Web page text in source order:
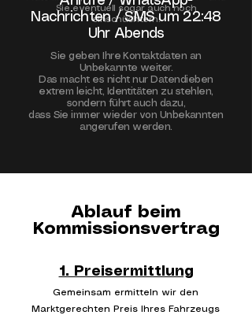
Sie eventuell sogar auch noch
einschüchtern!
Nachrichten / SMS um 22:48
Uhr Abends
Sie geben Ihre Kontaktdaten an
Unbekannte weiter.
Das macht es nicht nur Datendieben
extrem leicht, Identitäten zu stehlen,
sondern führt auch dazu,
dass Sie immer wieder von Unbekannten
angerufen werden.
Ablauf beim
Kommissionsvertrag
1. Preisermittlung
Gemeinsam ermitteln wir den
Marktgerechten Preis Ihres Fahrzeugs